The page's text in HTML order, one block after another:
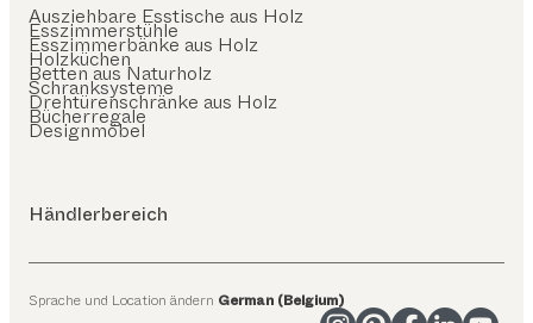
Ausziehbare Esstische aus Holz
Esszimmerstühle
Esszimmerbänke aus Holz
Holzküchen
Betten aus Naturholz
Schranksysteme
Drehtürenschränke aus Holz
Bücherregale
Designmöbel
Händlerbereich
Sprache und Location ändern German (Belgium)